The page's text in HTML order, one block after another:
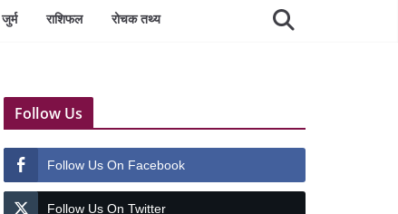
जुर्म राशिफल रोचक तथ्य
Follow Us
Follow Us On Facebook
Follow Us On Twitter